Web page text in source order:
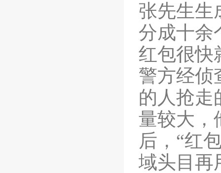
张先生生
分成十余
红包很快
警方经侦
的人抢走
量较大，
后，“红
域头目再